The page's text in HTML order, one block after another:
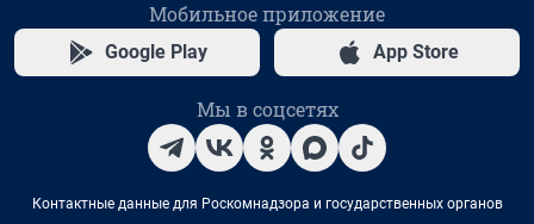
Мобильное приложение
Google Play App Store
Мы в соцсетях
Контактные данные для Роскомнадзора и государственных органов